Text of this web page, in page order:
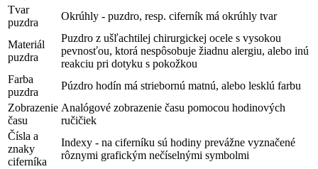
Tvar
puzdra
Okrúhly - puzdro, resp. ciferník má okrúhly tvar
Materiál
puzdra
Puzdro z ušľachtilej chirurgickej ocele s vysokou
pevnosťou, ktorá nespôsobuje žiadnu alergiu, alebo inú
reakciu pri dotyku s pokožkou
Farba
puzdra
Púzdro hodín má striebornú matnú, alebo lesklú farbu
Zobrazenie
času
Analógové zobrazenie času pomocou hodinových
ručičiek
Čísla a
znaky
ciferníka
Indexy - na ciferníku sú hodiny prevážne vyznačené
rôznymi grafickým nečíselnými symbolmi